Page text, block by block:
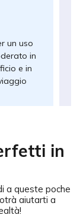
un uso
in
e in
in
a queste poche
aiutarti a